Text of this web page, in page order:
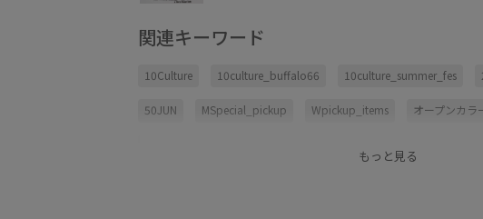
関連キーワード
10Culture 10culture_buffalo66 10culture_summer_fes
50JUN MSpecial_pickup Wpickup_items オープンカラ
もっと見る